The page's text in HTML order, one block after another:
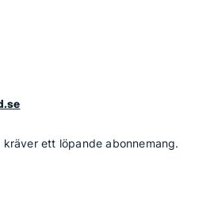
ett löpande abonnemang.